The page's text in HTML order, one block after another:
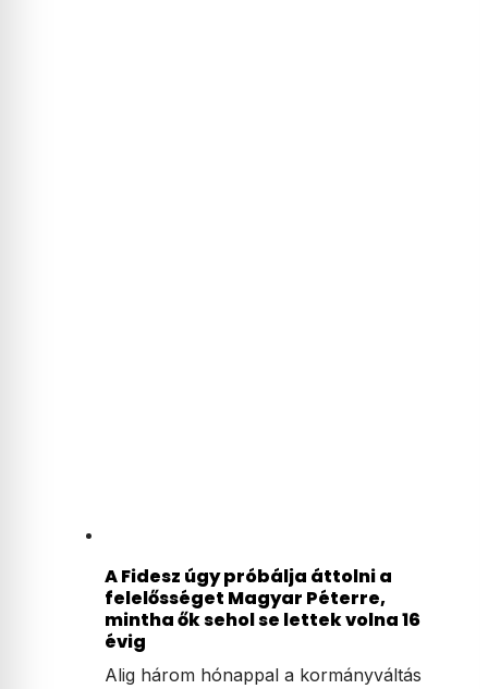
A Fidesz úgy próbálja áttolni a
felelősséget Magyar Péterre,
mintha ők sehol se lettek volna 16
évig
Alig három hónappal a kormányváltás